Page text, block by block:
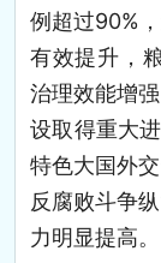
例超过90%
有效提升，
治理效能增
设取得重大
特色大国外
反腐败斗争
力明显提高。